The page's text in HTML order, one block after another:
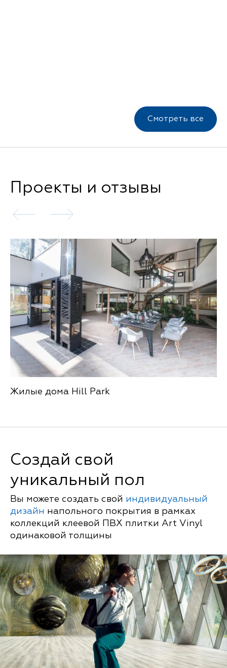
Смотреть все
Проекты и отзывы
Жилые дома Hill Park
Создай свой
уникальный пол
Вы можете создать свой индивидуальный
дизайн напольного покрытия в рамках
коллекций клеевой ПВХ плитки Art Vinyl
одинаковой толщины